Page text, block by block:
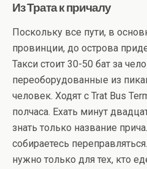
Из Трата к причалу
Поскольку все пути, в
провинции, до острова
Такси стоит 30-50 бат за
переоборудованные из
человек. Ходят с Trat Bus
полчаса. Ехать минут
знать только название
собираетесь
нужно только для тех, кто